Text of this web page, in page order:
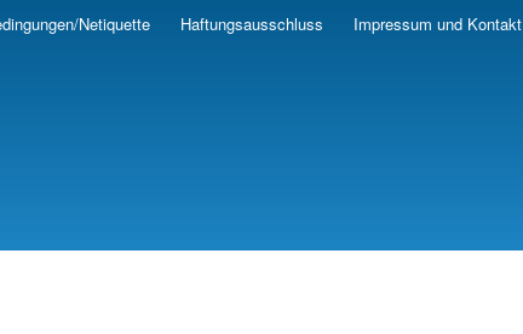
Skip
Netiquette Haftungsausschluss Impressum und Kontakt